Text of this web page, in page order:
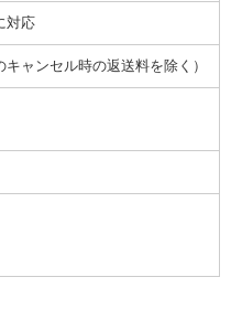
対応
ャンセル時の返送料を除く）